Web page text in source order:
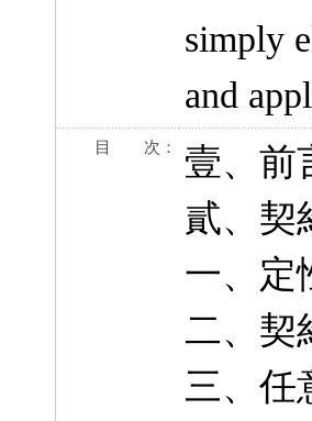
simply
and
目 次：
壹、前
貳、契
一、定
二、契
三、任